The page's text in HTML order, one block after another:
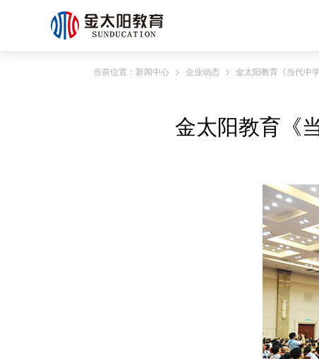
当前位置： 新闻中心 > 企业动态 > 金太阳教育《当代中
金太阳教育《